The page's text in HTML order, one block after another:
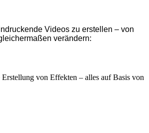
Videos zu erstellen – von
verändern:
von Effekten – alles auf Basis von